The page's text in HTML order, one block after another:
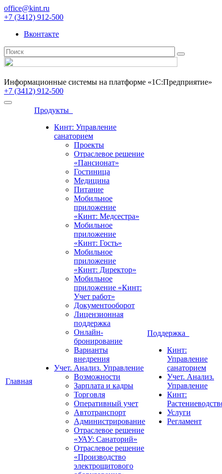
office@kint.ru
+7 (3412) 912-500
Вконтакте
Информационные системы на платформе «1С:Предприятие»
+7 (3412) 912-500
Главная
Продукты
Кинт: Управление
санаторием
Проекты
Отраслевое решение
«Пансионат»
Гостиница
Медицина
Питание
Мобильное
приложение
«Кинт: Медсестра»
Мобильное
приложение
«Кинт: Гость»
Мобильное
приложение
«Кинт: Директор»
Мобильное
приложение «Кинт:
Учет работ»
Документооборот
Лицензионная
поддержка
Онлайн-
бронирование
Варианты
внедрения
Учет. Анализ. Управление
Возможности
Зарплата и кадры
Торговля
Оперативный учет
Автотранспорт
Администрирование
Отраслевое решение
«УАУ: Санаторий»
Отраслевое решение
«Производство
электрощитового
Поддержка
Кинт:
Управление
санаторием
Учет. Анализ.
Управление
Кинт:
Услуги
Регламент